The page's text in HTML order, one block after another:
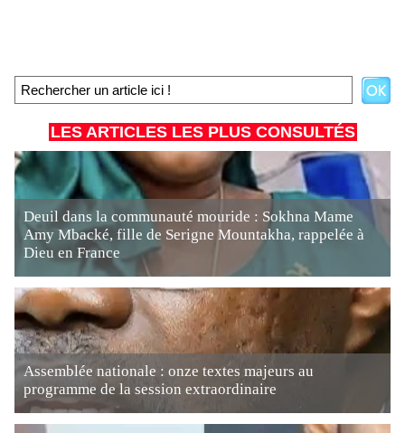
LES ARTICLES LES PLUS CONSULTÉS
Deuil dans la communauté mouride : Sokhna Mame
Amy Mbacké, fille de Serigne Mountakha, rappelée à
Dieu en France
Assemblée nationale : onze textes majeurs au
programme de la session extraordinaire